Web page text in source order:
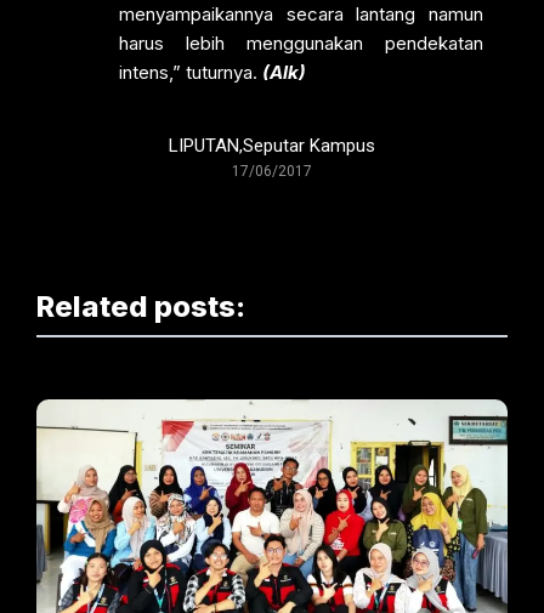
menyampaikannya secara lantang namun
harus lebih menggunakan pendekatan
intens,” tuturnya. (Alk)
LIPUTAN,Seputar Kampus
17/06/2017
Related posts: